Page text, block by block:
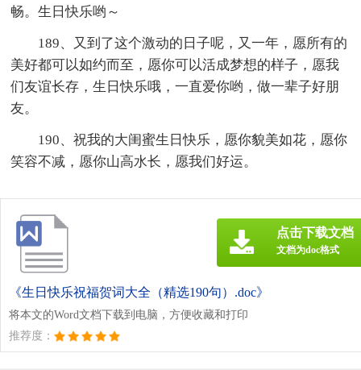
畅。生日快乐哟～
189、又到了这个激动的日子呢，又一年，愿所有的
美好都可以如约而至，愿你可以活成梦想的样子，愿我
们友谊长存，生日快乐哦，一直爱你哟，做一辈子好朋
友。
190、祝我的大闺蜜生日快乐，愿你貌美如花，愿你
笑容不减，愿你山高水长，愿我们好运。
《生日快乐祝福贺词大全（精选190句）.doc》
将本文的Word文档下载到电脑，方便收藏和打印
推荐度：
点击下载文档
文档为doc格式